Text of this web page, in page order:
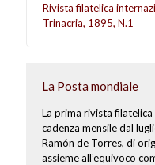
Rivista filatelica
Trinacria, 1895, N.1
La Posta mondiale
La prima rivista
cadenza mensile dal
Ramón de Torres, di
assieme all’equivoco